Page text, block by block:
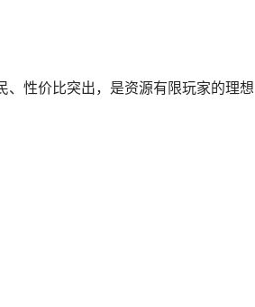
性价比突出，是资源有限玩家的理想